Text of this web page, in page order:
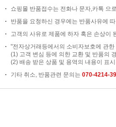
쇼핑몰 반품접수는 전화나 문자,카톡 으
반품을 요청하신 경우에는 반품사유에
고객의 사유로 제품에 하자 혹은 손상이
"전자상거래등에서의 소비자보호에 관
(1) 고객 변심 등에 의한 교환 및 반품의
(2) 배송 받은 상품 및 용역의 내용이 표
기타 취소, 반품관련 문의는 070-4214-